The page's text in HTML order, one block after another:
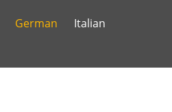
German Italian